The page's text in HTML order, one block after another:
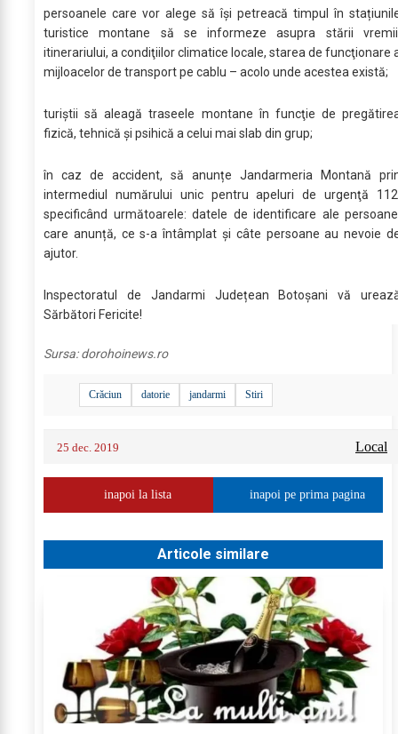
persoanele care vor alege să își petreacă timpul în
turistice montane să se informeze asupra stării
itinerariului, a condiţiilor climatice locale, starea de funcţionare
mijloacelor de transport pe cablu – acolo unde acestea există;
turiștii să aleagă traseele montane în funcţie de
fizică, tehnică şi psihică a celui mai slab din grup;
în caz de accident, să anunțe Jandarmeria Montană
intermediul numărului unic pentru apeluri de urgenţă
specificând următoarele: datele de identificare ale
care anunță, ce s-a întâmplat și câte persoane au nevoie
ajutor.
Inspectoratul de Jandarmi Județean Botoșani vă
Sărbători Fericite!
Sursa:dorohoinews.ro
Crăciun datorie jandarmi Stiri
25 dec. 2019 Local
inapoi la lista inapoi pe prima pagina
Articole similare